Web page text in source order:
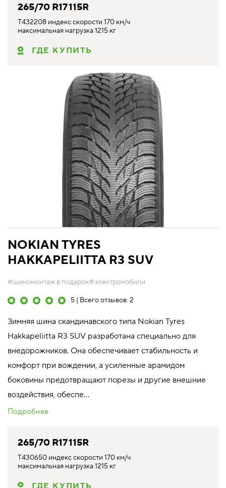
265/70 R17 115R
T432208 индекс скорости 170 км/ч
максимальная нагрузка 1215 кг
ГДЕ КУПИТЬ
NOKIAN TYRES
HAKKAPELIITTA R3 SUV
#шиномонтаж в подарок#электромобили
5 | Всего отзывов: 2
Зимняя шина скандинавского типа Nokian Tyres
Hakkapeliitta R3 SUV разработана специально для
внедорожников. Она обеспечивает стабильность и
комфорт при вождении, а усиленные арамидом
боковины предотвращают порезы и другие внешние
воздействия, обеспе...
Подробнее
265/70 R17 115R
T430650 индекс скорости 170 км/ч
максимальная нагрузка 1215 кг
ГДЕ КУПИТЬ